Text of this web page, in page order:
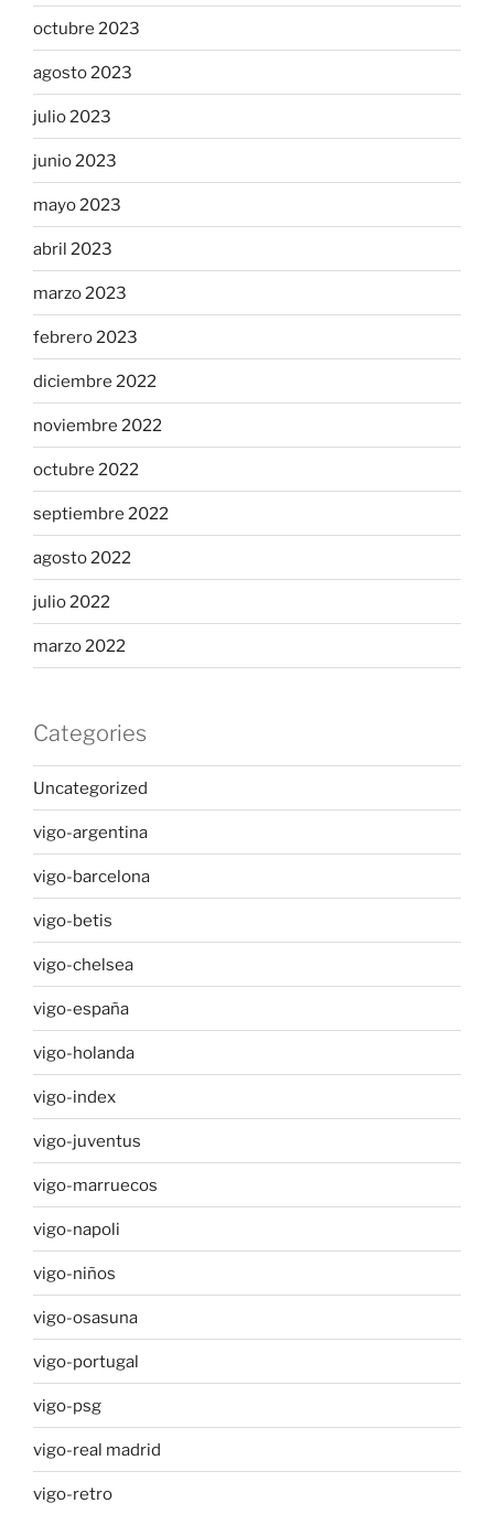
octubre 2023
agosto 2023
julio 2023
junio 2023
mayo 2023
abril 2023
marzo 2023
febrero 2023
diciembre 2022
noviembre 2022
octubre 2022
septiembre 2022
agosto 2022
julio 2022
marzo 2022
Categories
Uncategorized
vigo-argentina
vigo-barcelona
vigo-betis
vigo-chelsea
vigo-españa
vigo-holanda
vigo-index
vigo-juventus
vigo-marruecos
vigo-napoli
vigo-niños
vigo-osasuna
vigo-portugal
vigo-psg
vigo-real madrid
vigo-retro